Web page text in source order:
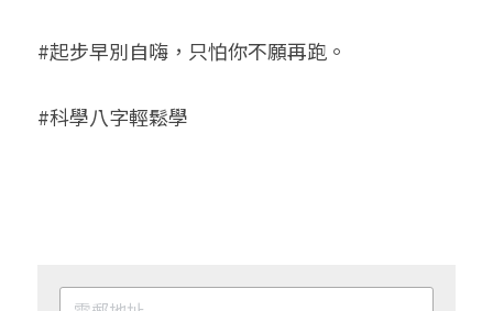
#起步早別自嗨，只怕你不願再跑。
#科學八字輕鬆學